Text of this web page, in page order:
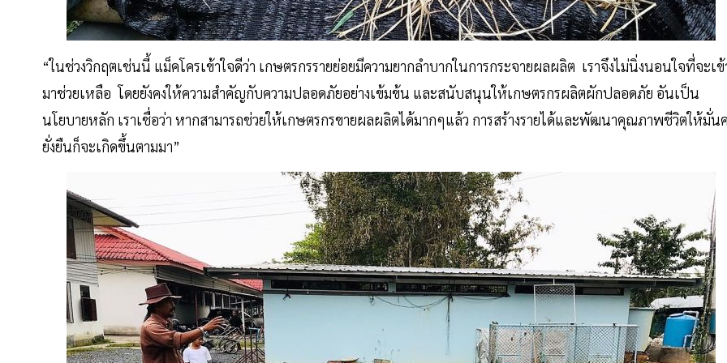
“ในช่วงวิกฤตเช่นนี้ แม็คโครเข้าใจดีว่า เกษตรกรรายย่อยมีความยากลำบากในการกระจายผลผลิต เราจึงไม่นิ่งนอนใจที่จะเข้
มาช่วยเหลือ โดยยังคงให้ความสำคัญกับความปลอดภัยอย่างเข้มข้น และสนับสนุนให้เกษตรกรผลิตผักปลอดภัย อันเป็น
นโยบายหลัก เราเชื่อว่า หากสามารถช่วยให้เกษตรกรขายผลผลิตได้มากๆแล้ว การสร้างรายได้และพัฒนาคุณภาพชีวิตให้มั่น
ยั่งยืนก็จะเกิดขึ้นตามมา”